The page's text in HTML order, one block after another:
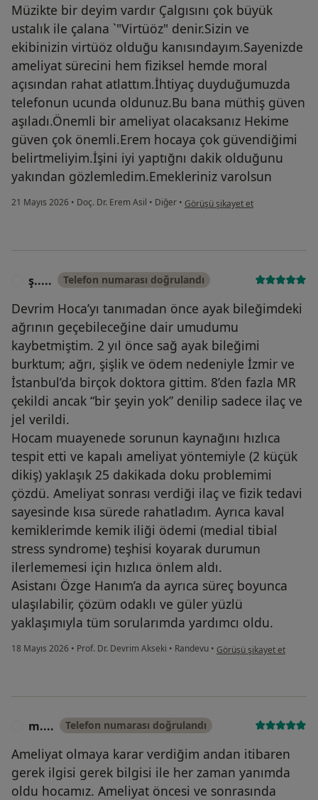
Müzikte bir deyim vardır Çalgısını çok büyük
ustalık ile çalana `"Virtüöz" denir.Sizin ve
ekibinizin virtüöz olduğu kanısındayım.Sayenizde
ameliyat sürecini hem fiziksel hemde moral
açısından rahat atlattım.İhtiyaç duyduğumuzda
telefonun ucunda oldunuz.Bu bana müthiş güven
aşıladı.Önemli bir ameliyat olacaksanız Hekime
güven çok önemli.Erem hocaya çok güvendiğimi
belirtmeliyim.İşini iyi yaptığnı dakik olduğunu
yakından gözlemledim.Emekleriniz varolsun
21 Mayıs 2026 • Doç. Dr. Erem Asil • Diğer • kullanıcının görüşüne göre fi...ü
Görüşü şikayet et
ş..... Telefon numarası doğrulandı
Devrim Hoca’yı tanımadan önce ayak bileğimdeki
ağrının geçebileceğine dair umudumu
kaybetmiştim. 2 yıl önce sağ ayak bileğimi
burktum; ağrı, şişlik ve ödem nedeniyle İzmir ve
İstanbul’da birçok doktora gittim. 8’den fazla MR
çekildi ancak “bir şeyin yok” denilip sadece ilaç ve
jel verildi.
Hocam muayenede sorunun kaynağını hızlıca
tespit etti ve kapalı ameliyat yöntemiyle (2 küçük
dikiş) yaklaşık 25 dakikada doku problemimi
çözdü. Ameliyat sonrası verdiği ilaç ve fizik tedavi
sayesinde kısa sürede rahatladım. Ayrıca kaval
kemiklerimde kemik iliği ödemi (medial tibial
stress syndrome) teşhisi koyarak durumun
ilerlememesi için hızlıca önlem aldı.
Asistanı Özge Hanım’a da ayrıca süreç boyunca
ulaşılabilir, çözüm odaklı ve güler yüzlü
yaklaşımıyla tüm sorularımda yardımcı oldu.
18 Mayıs 2026 • Prof. Dr. Devrim Akseki • Randevu • kullanıcının görüşüne
Görüşü şikayet et
m.... Telefon numarası doğrulandı
Ameliyat olmaya karar verdiğim andan itibaren
gerek ilgisi gerek bilgisi ile her zaman yanımda
oldu hocamız. Ameliyat öncesi ve sonrasında